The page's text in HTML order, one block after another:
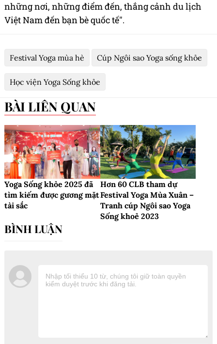
những nơi, những điểm đến, thắng cảnh du lịch
Việt Nam đến bạn bè quốc tế".
Festival Yoga mùa hè Cúp Ngôi sao Yoga sống khỏe
Học viện Yoga Sống khỏe
BÀI LIÊN QUAN
Yoga Sống khỏe 2025 đã
tìm kiếm được gương mặt
tài sắc
Hơn 60 CLB tham dự
Festival Yoga Mùa Xuân –
Tranh cúp Ngôi sao Yoga
Sống khoẻ 2023